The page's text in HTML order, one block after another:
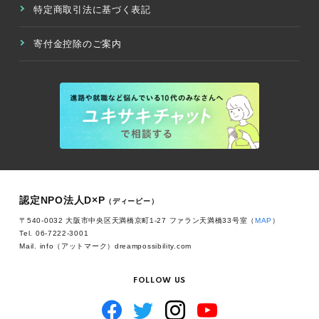
特定商取引法に基づく表記
寄付金控除のご案内
認定NPO法人D×P （ディーピー）
〒540-0032 大阪市中央区天満橋京町1-27 ファラン天満橋33号室（MAP ）
Tel. 06-7222-3001
Mail. info（アットマーク）dreampossibility.com
FOLLOW US